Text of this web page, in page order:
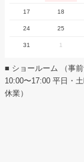
17 18
24 25
31 1
■ ショールーム （事前
10:00〜17:00 平日・
休業）